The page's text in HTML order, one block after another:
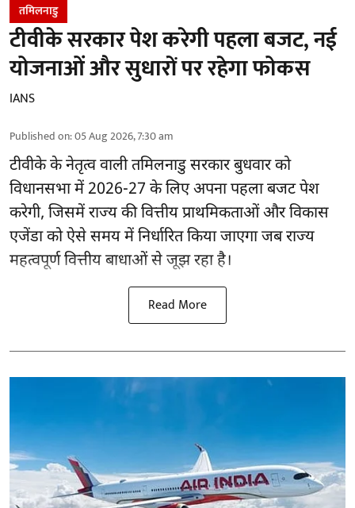
तमिलनाडु
टीवीके सरकार पेश करेगी पहला बजट, नई
योजनाओं और सुधारों पर रहेगा फोकस
IANS
Published on:05 Aug 2026, 7:30 am
टीवीके के नेतृत्व वालीतमिलनाडु सरकारबुधवार को
विधानसभा में 2026-27 के लिए अपना पहला बजट पेश
करेगी, जिसमें राज्य की वित्तीय प्राथमिकताओं और विकास
एजेंडा को ऐसे समय में निर्धारित किया जाएगा जब राज्य
महत्वपूर्ण वित्तीय बाधाओं से जूझ रहा है।
Read More